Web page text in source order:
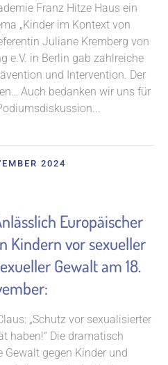
Franz Hitze Haus ein
„Kinder im Kontext von
Juliane Kremberg von
e.V. in Berlin gab zahlreiche
und Intervention. Der
Auch bedanken wir uns für
2024
Europäischer
Kindern vor sexueller
Gewalt am 18.
„Schutz vor sexualisierter
haben!“ Die dramatisch
Gewalt gegen Kinder und